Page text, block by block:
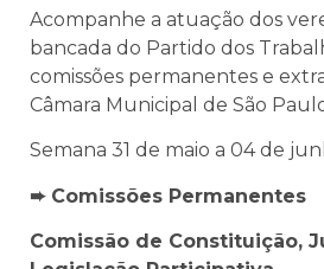
Acompanhe a atuação dos
bancada do Partido dos
comissões permanentes e
Câmara Municipal de São
Semana 31 de maio a 04 de
➨ Comissões Permanentes
Comissão de Constituição,